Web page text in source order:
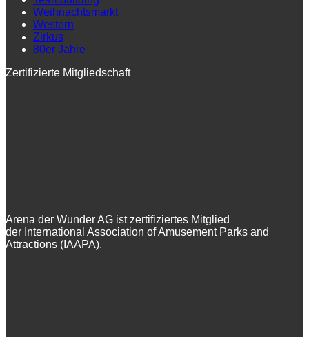
Weihnachtsmarkt
Western
Zirkus
80er Jahre
Zertifizierte Mitgliedschaft
Arena der Wunder AG ist zertifiziertes Mitglied
der International Association of Amusement Parks and
Attractions (IAAPA).